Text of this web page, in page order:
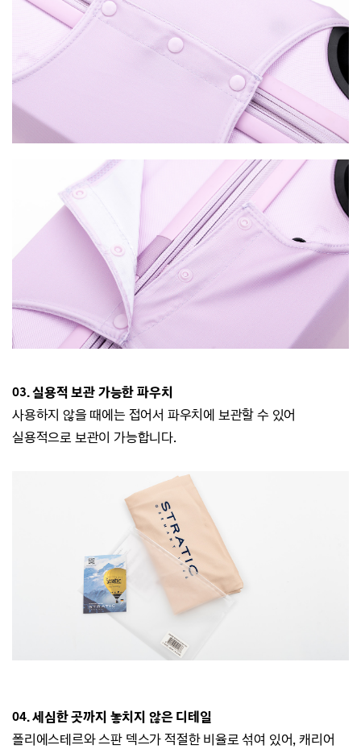
03. 실용적 보관 가능한 파우치
사용하지 않을 때에는 접어서 파우치에 보관할 수 있어
실용적으로 보관이 가능합니다.
04. 세심한 곳까지 놓치지 않은 디테일
폴리에스테르와 스판 덱스가 적절한 비율로 섞여 있어, 캐리어